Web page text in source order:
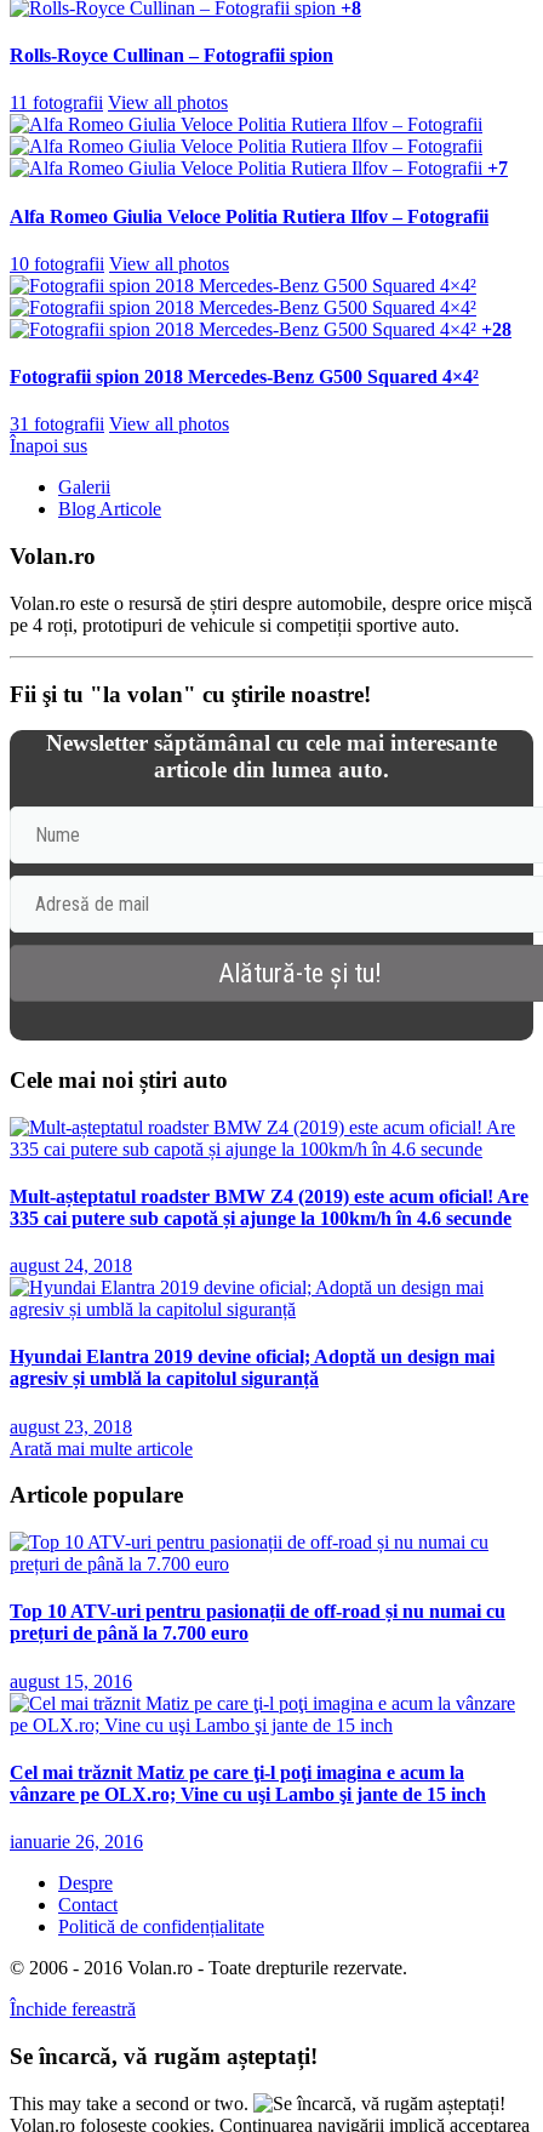
+8
Rolls-Royce Cullinan – Fotografii spion
11 fotografii View all photos
+7
Alfa Romeo Giulia Veloce Politia Rutiera Ilfov – Fotografii
10 fotografii View all photos
+28
Fotografii spion 2018 Mercedes-Benz G500 Squared 4×4²
31 fotografii View all photos
Înapoi sus
Galerii
Blog Articole
Volan.ro
Volan.ro este o resursă de știri despre automobile, despre orice mișcă
pe 4 roți, prototipuri de vehicule si competiții sportive auto.
Fii şi tu "la volan" cu ştirile noastre!
Newsletter săptămânal cu cele mai interesante
articole din lumea auto.
Cele mai noi știri auto
Mult-așteptatul roadster BMW Z4 (2019) este acum oficial! Are
335 cai putere sub capotă și ajunge la 100km/h în 4.6 secunde
august 24, 2018
Hyundai Elantra 2019 devine oficial; Adoptă un design mai
agresiv și umblă la capitolul siguranță
august 23, 2018
Arată mai multe articole
Articole populare
Top 10 ATV-uri pentru pasionații de off-road și nu numai cu
prețuri de până la 7.700 euro
august 15, 2016
Cel mai trăznit Matiz pe care ţi-l poţi imagina e acum la
vânzare pe OLX.ro; Vine cu uşi Lambo şi jante de 15 inch
ianuarie 26, 2016
Despre
Contact
Politică de confidențialitate
© 2006 - 2016 Volan.ro - Toate drepturile rezervate.
Închide fereastră
Se încarcă, vă rugăm așteptați!
This may take a second or two.
Volan.ro folosește cookies. Continuarea navigării implică acceptarea